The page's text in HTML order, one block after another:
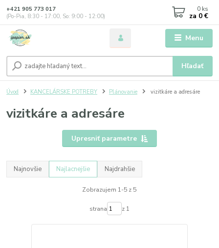
Menu
Hľadať
+421 905 773 017
(Po-Pia, 8:30 - 17:00, So: 9:00 - 12:00)
0 ks
za 0 €
Úvod KANCELÁRSKE POTREBY Plánovanie vizitkáre a adresáre
vizitkáre a adresáre
Upresniť parametre
Najnovšie Najlacnejšie Najdrahšie
Zobrazujem 1-5 z 5
strana z 1